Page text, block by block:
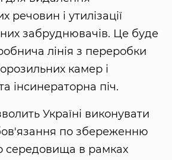
речовин і утилізації
забруднювачів. Це буде
лінія з переробки
камер і
інсинераторна піч.
Україні виконувати
по збереженню
середовища в рамках